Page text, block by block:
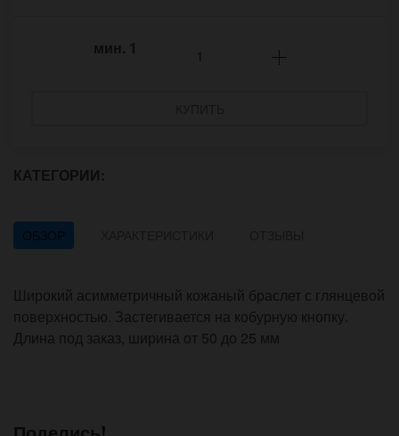
мин. 1
КАТЕГОРИИ:
ОБЗОР
Широкий асимметричный кожаный браслет с глянцевой
поверхностью. Застегивается на кобурную кнопку.
Длина под заказ, ширина от 50 до 25 мм